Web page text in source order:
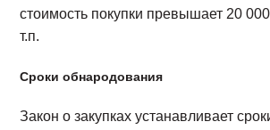
стоимость покупки превышает 20
т.п.
Сроки обнародования
Закон о закупках устанавливает